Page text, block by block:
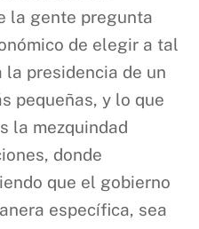
la gente pregunta
de elegir a tal
la presidencia de un
pequeñas, y lo que
la mezquindad
donde
que el gobierno
específica, sea